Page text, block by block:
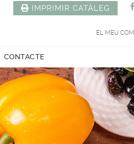
IMPRIMIR CATÀLEG
EL MEU
CONTACTE